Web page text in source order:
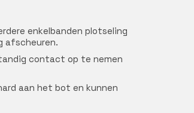
enkelbanden plotseling
afscheuren.
contact op te nemen
aan het bot en kunnen